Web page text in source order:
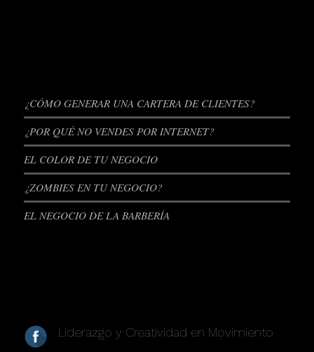
¿CÓMO GENERAR UNA CARTERA DE CLIENTES?
¿POR QUÉ NO VENDES POR INTERNET?
EL COLOR DE TU NEGOCIO
¿ZOMBIES EN TU NEGOCIO?
EL NEGOCIO DE LA BARBERÍA
Liderazgo y Creatividad en Movimiento